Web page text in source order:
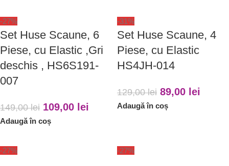
-27%
Set Huse Scaune, 6
Piese, cu Elastic ,Gri
deschis , HS6S191-
007
149,00lei 109,00 lei
Adaugă în coș
-31%
Set Huse Scaune, 4
Piese, cu Elastic
HS4JH-014
129,00lei 89,00 lei
Adaugă în coș
-27% -27%